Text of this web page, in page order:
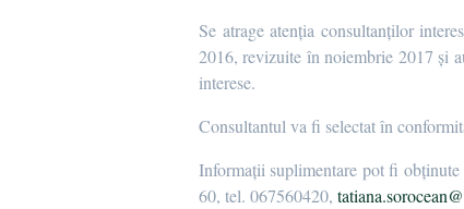
Se atrage atenția consultanților
2016, revizuite în noiembrie 2017 și
interese.
Consultantul va fi selectat în
Informații suplimentare pot fi
60, tel. 067560420,